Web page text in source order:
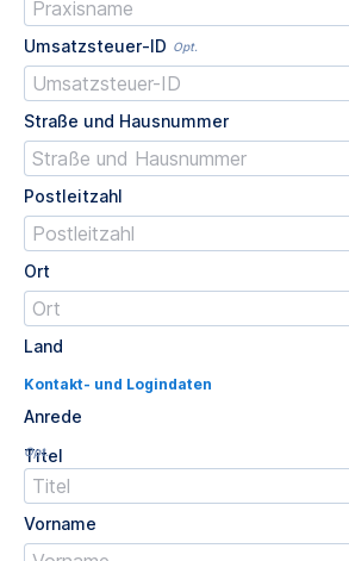
Umsatzsteuer-ID Opt.
Straße und Hausnummer
Postleitzahl
Ort
Land
Kontakt- und Logindaten
Anrede
Titel
Opt.
Vorname